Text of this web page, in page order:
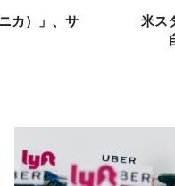
カ）」、サ
米ス